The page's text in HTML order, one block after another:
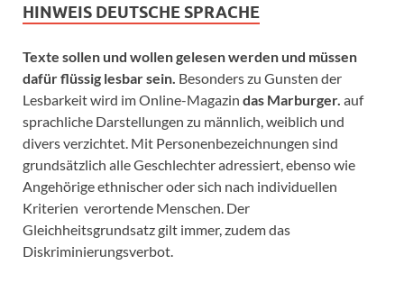
HINWEIS DEUTSCHE SPRACHE
Texte sollen und wollen gelesen werden und müssen
dafür flüssig lesbar sein. Besonders zu Gunsten der
Lesbarkeit wird im Online-Magazin das Marburger. auf
sprachliche Darstellungen zu männlich, weiblich und
divers verzichtet. Mit Personenbezeichnungen sind
grundsätzlich alle Geschlechter adressiert, ebenso wie
Angehörige ethnischer oder sich nach individuellen
Kriterien verortende Menschen. Der
Gleichheitsgrundsatz gilt immer, zudem das
Diskriminierungsverbot.